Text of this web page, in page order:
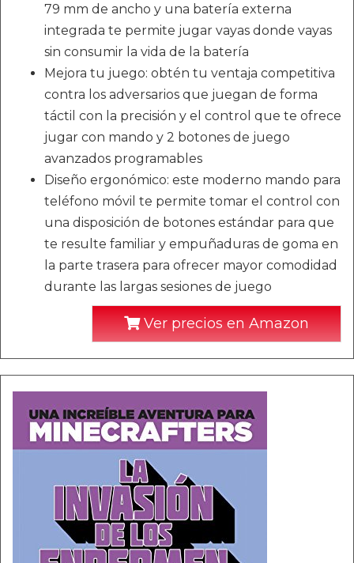
79 mm de ancho y una batería externa
integrada te permite jugar vayas donde vayas
sin consumir la vida de la batería
Mejora tu juego: obtén tu ventaja competitiva
contra los adversarios que juegan de forma
táctil con la precisión y el control que te ofrece
jugar con mando y 2 botones de juego
avanzados programables
Diseño ergonómico: este moderno mando para
teléfono móvil te permite tomar el control con
una disposición de botones estándar para que
te resulte familiar y empuñaduras de goma en
la parte trasera para ofrecer mayor comodidad
durante las largas sesiones de juego
Ver precios en Amazon